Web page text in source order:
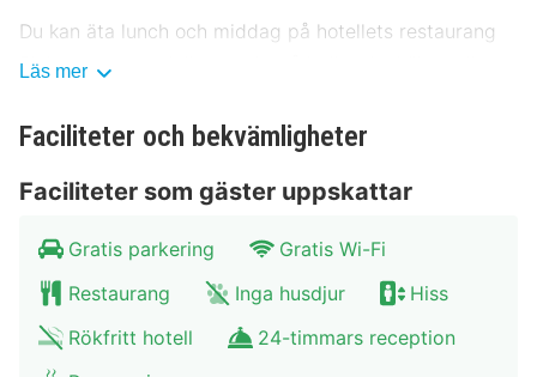
Du kan äta lunch och middag på hotellets restaurang
Bivius, som specialiserar sig på italienska köket, eller
(under begränsade tider). Släck törsten med din
serveras dagligen mot en avgift.
Detta boende är stängt från 20 december till 31
december.
Hotelstars Union tilldelar officiella stjärnklassificeringar
Läs mer
Faciliteter och bekvämligheter
Faciliteter som gäster uppskattar
Gratis parkering
Gratis Wi-Fi
Restaurang
Inga husdjur
Hiss
Rökfritt hotell
24-timmars reception